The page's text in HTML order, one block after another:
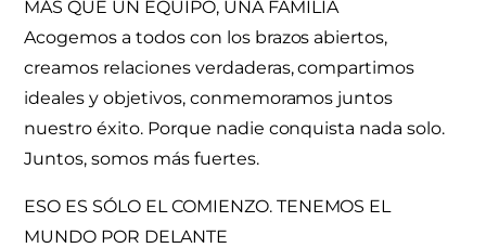
MÁS QUE UN EQUIPO, UNA FAMILIA
Acogemos a todos con los brazos abiertos,
creamos relaciones verdaderas, compartimos
ideales y objetivos, conmemoramos juntos
nuestro éxito. Porque nadie conquista nada solo.
Juntos, somos más fuertes.
ESO ES SÓLO EL COMIENZO. TENEMOS EL
MUNDO POR DELANTE